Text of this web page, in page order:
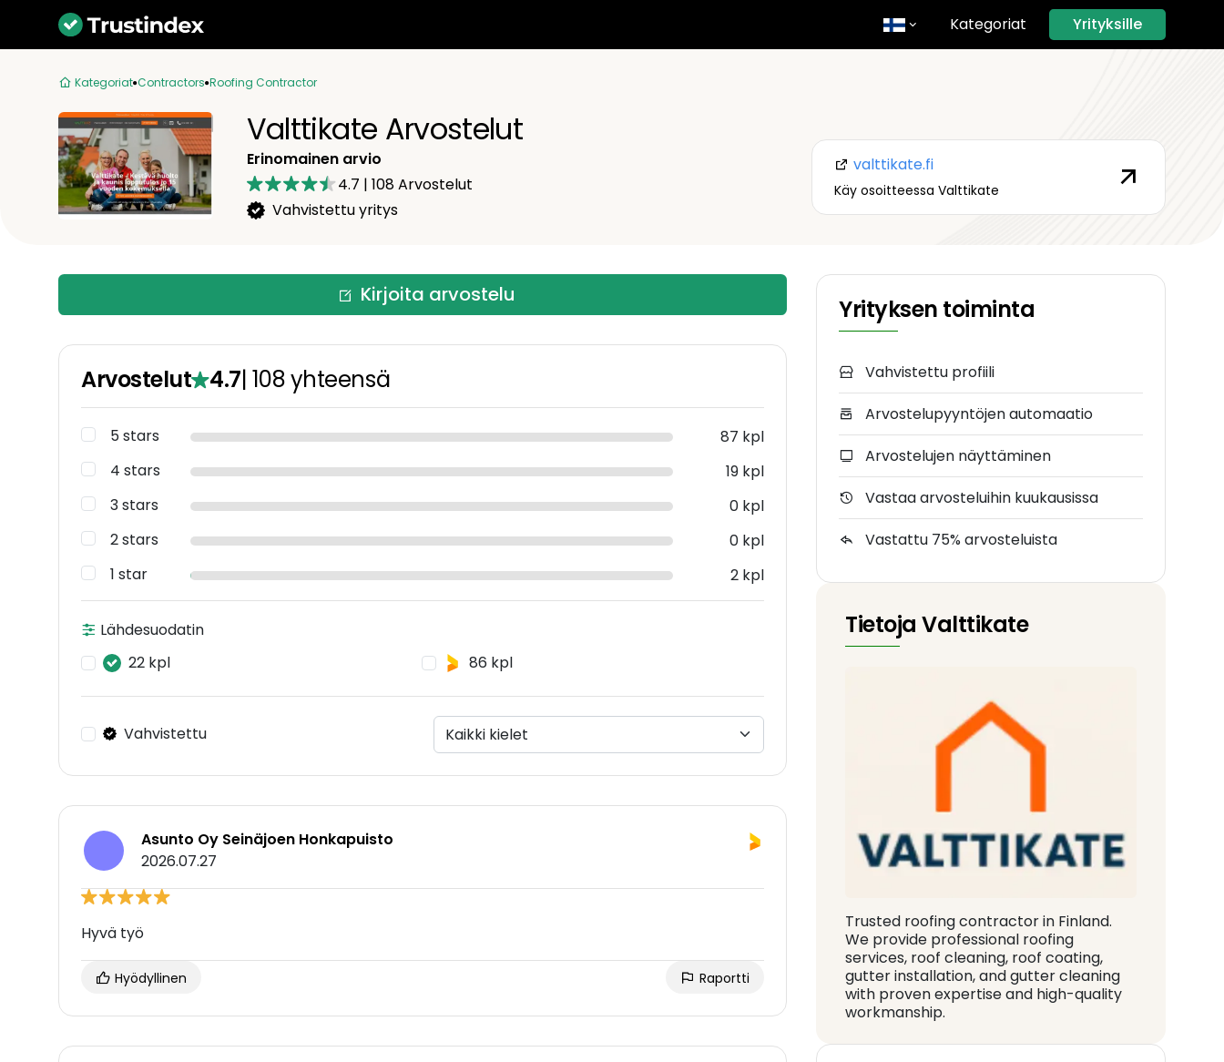
Kategoriat Yrityksille
Kategoriat Contractors Roofing Contractor
Valttikate Arvostelut
Erinomainen arvio
4.7 | 108Arvostelut
Vahvistettu yritys
valttikate.fi
Käy osoitteessa Valttikate
Kirjoita arvostelu
Arvostelut 4.7| 108yhteensä
5 stars
87 kpl
4 stars
19 kpl
3 stars
0 kpl
2 stars
0 kpl
1 star
2 kpl
Lähdesuodatin
22 kpl
86 kpl
Vahvistettu
Asunto Oy Seinäjoen Honkapuisto
2026.07.27
Hyvä työ
Hyödyllinen Raportti
Yrityksen toiminta
Vahvistettu profiili
Arvostelupyyntöjen automaatio
Arvostelujen näyttäminen
Vastaa arvosteluihin kuukausissa
Vastattu 75% arvosteluista
Tietoja Valttikate
Trusted roofing contractor in Finland.
We provide professional roofing
services, roof cleaning, roof coating,
gutter installation, and gutter cleaning
with proven expertise and high-quality
workmanship.